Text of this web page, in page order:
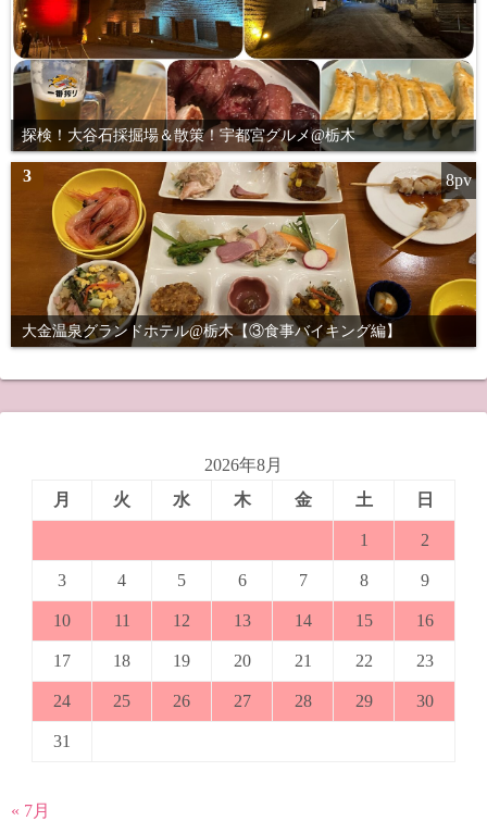
探検！大谷石採掘場＆散策！宇都宮グルメ@栃木
3
大金温泉グランドホテル@栃木【③食事バイキング編】
8pv
2026年8月
月
火 水 木 金 土 日
1 2
3 4 5 6 7 8 9
10 11 12 13 14 15 16
17 18 19 20 21 22 23
24 25 26 27 28 29 30
31
« 7月